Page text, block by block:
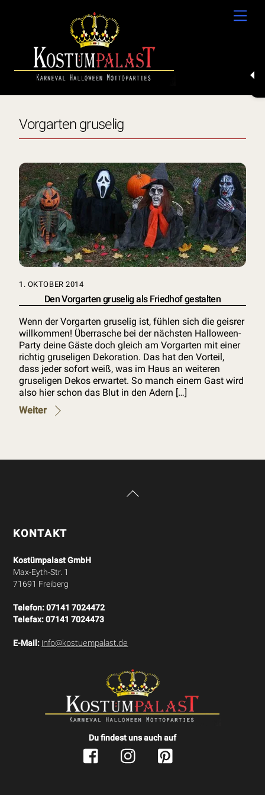
Vorgarten gruselig
1. OKTOBER 2014
Den Vorgarten gruselig als Friedhof gestalten
Wenn der Vorgarten gruselig ist, fühlen sich die geisrer
willkommen! Überrasche bei der nächsten Halloween-
Party deine Gäste doch gleich am Vorgarten mit einer
richtig gruseligen Dekoration. Das hat den Vorteil,
dass jeder sofort weiß, was im Haus an weiteren
gruseligen Dekos erwartet. So manch einem Gast wird
also hier schon das Blut in den Adern […]
Weiter
Back
KONTAKT
Kostümpalast GmbH
Max-Eyth-Str. 1
71691 Freiberg
Telefon:07141 7024472
Telefax:07141 7024473
E-Mail: info@kostuempalast.de
Du findest uns auch auf